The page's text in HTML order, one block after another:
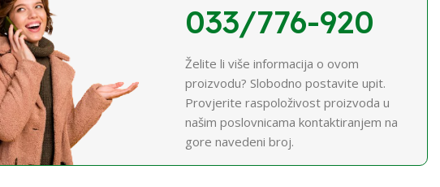
033/776-920
Želite li više informacija o ovom
proizvodu? Slobodno postavite upit.
Provjerite raspoloživost proizvoda u
našim poslovnicama kontaktiranjem na
gore navedeni broj.